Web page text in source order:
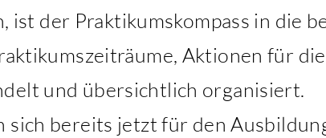
der Praktikumskompass in die
Aktionen für
und übersichtlich organisiert.
bereits jetzt für den